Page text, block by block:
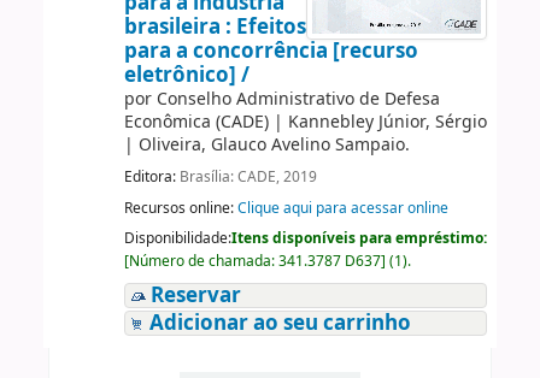
brasileira : Efeitos
para a concorrência [recurso
eletrônico] /
por Conselho Administrativo de Defesa
Econômica (CADE)| Kannebley Júnior, Sérgio
| Oliveira, Glauco Avelino Sampaio.
Editora: Brasília: CADE, 2019
Recursos online:Clique aqui para acessar online
Disponibilidade:Itens disponíveis para empréstimo:
[Número de chamada:341.3787 D637] (1).
Reservar
Adicionar ao seu carrinho